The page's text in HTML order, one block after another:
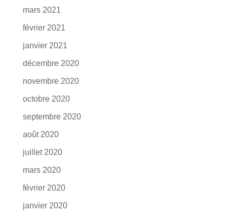
mars 2021
février 2021
janvier 2021
décembre 2020
novembre 2020
octobre 2020
septembre 2020
août 2020
juillet 2020
mars 2020
février 2020
janvier 2020